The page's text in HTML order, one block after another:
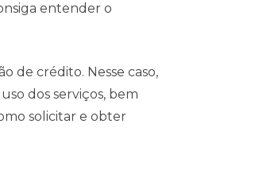
entender o
de crédito. Nesse caso,
dos serviços, bem
solicitar e obter